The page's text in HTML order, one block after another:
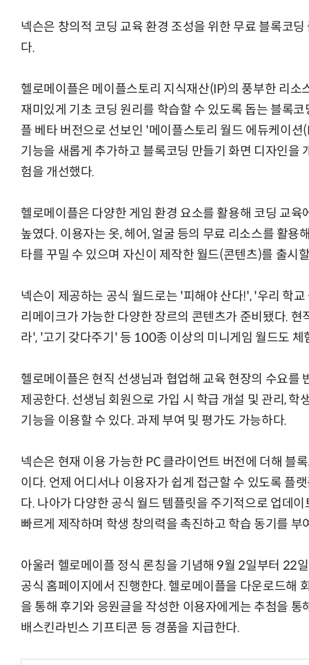
넥슨은 창의적 코딩 교육 환경 조성을 위한 무료 블록코
다.
헬로메이플은 메이플스토리 지식재산(IP)의 풍부한 리소
재미있게 기초 코딩 원리를 학습할 수 있도록 돕는 블록
플 베타 버전으로 선보인 '메이플스토리 월드 에듀케이
기능을 새롭게 추가하고 블록코딩 만들기 화면 디자인을
험을 개선했다.
헬로메이플은 다양한 게임 환경 요소를 활용해 코딩 교
높였다. 이용자는 옷, 헤어, 얼굴 등의 무료 리소스를 활용
타를 꾸밀 수 있으며 자신이 제작한 월드(콘텐츠)를 출시
넥슨이 제공하는 공식 월드로는 '피해야 산다!', '우리 학
리메이크가 가능한 다양한 장르의 콘텐츠가 준비됐다.
라', '고기 갖다주기' 등 100종 이상의 미니게임 월드도 체
헬로메이플은 현직 선생님과 협업해 교육 현장의 수요를
제공한다. 선생님 회원으로 가입 시 학급 개설 및 관리, 학
기능을 이용할 수 있다. 과제 부여 및 평가도 가능하다.
넥슨은 현재 이용 가능한 PC 클라이언트 버전에 더해 블
이다. 언제 어디서나 이용자가 쉽게 접근할 수 있도록 플
다. 나아가 다양한 공식 월드 템플릿을 주기적으로 업데
빠르게 제작하며 학생 창의력을 촉진하고 학습 동기를 부
아울러 헬로메이플 정식 론칭을 기념해 9월 2일부터 22
공식 홈페이지에서 진행한다. 헬로메이플을 다운로드해
을 통해 후기와 응원글을 작성한 이용자에게는 추첨을 통
배스킨라빈스 기프티콘 등 경품을 지급한다.